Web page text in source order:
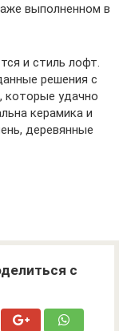
выполненном в
и стиль лофт.
решения с
которые удачно
керамика и
деревянные
с